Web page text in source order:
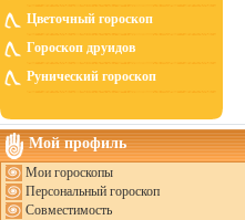
Цветочный гороскоп
Гороскоп друидов
Рунический гороскоп
Мой профиль
Мои гороскопы
Персональный гороскоп
Совместимость